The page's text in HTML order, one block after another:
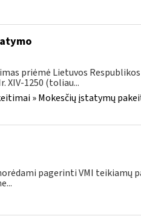
priėmė Lietuvos
XIV-1250 (toliau...
» Mokesčių įstatymų
pagerinti VMI teikiamų